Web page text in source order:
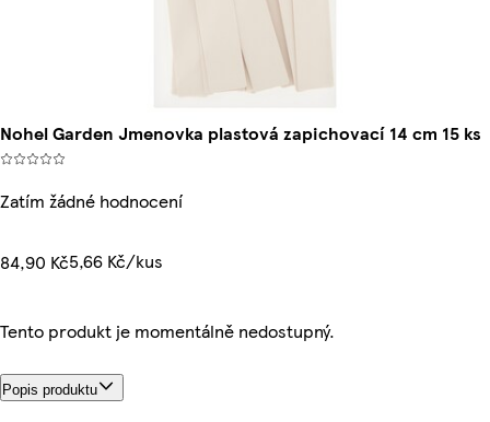
Nohel Garden Jmenovka plastová zapichovací 14 cm 15 ks
Zatím žádné hodnocení
84,90 Kč5,66 Kč/kus
Tento produkt je momentálně nedostupný.
Popis produktu